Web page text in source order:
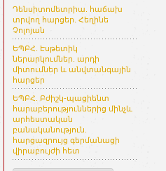
Դենսիտոմետրիա. հաճախ
տրվող հարցեր. Հեղինե
Չոլոյան
ԵՊԲՀ. Էսթետիկ
ներարկումներ. արդի
միտումներ և անվտանգային
հարցեր
ԵՊԲՀ. Բժիշկ-պացիենտ
հարաբերություններից մինչև
արհեստական
բանականություն.
հարցազրույց գերմանացի
վիրաբույժի հետ